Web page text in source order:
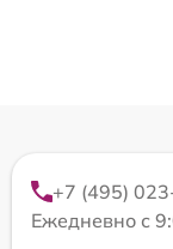
+7 (495)
Ежедневно с